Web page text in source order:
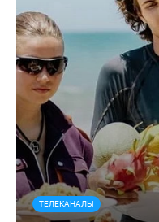
ТЕЛЕКАНАЛЫ